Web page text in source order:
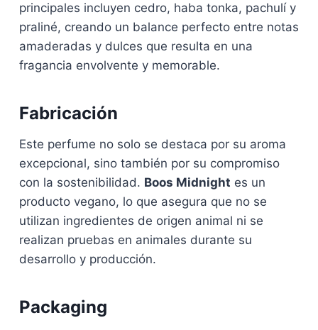
principales incluyen cedro, haba tonka, pachulí y
praliné, creando un balance perfecto entre notas
amaderadas y dulces que resulta en una
fragancia envolvente y memorable.
Fabricación
Este perfume no solo se destaca por su aroma
excepcional, sino también por su compromiso
con la sostenibilidad. Boos Midnight es un
producto vegano, lo que asegura que no se
utilizan ingredientes de origen animal ni se
realizan pruebas en animales durante su
desarrollo y producción.
Packaging